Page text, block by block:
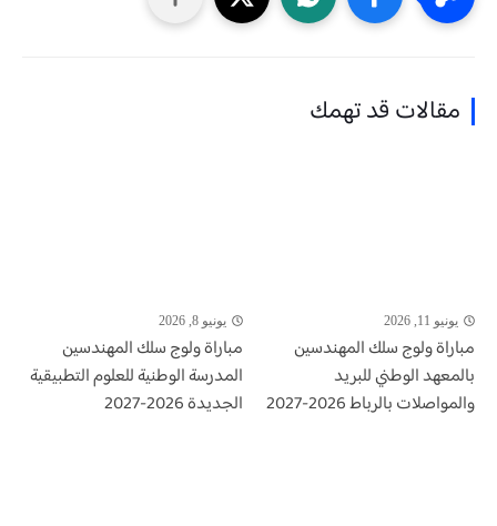
مقالات قد تهمك
يونيو 11, 2026
مباراة ولوج سلك المهندسين
بالمعهد الوطني للبريد
والمواصلات بالرباط 2026-2027
يونيو 8, 2026
مباراة ولوج سلك المهندسين
المدرسة الوطنية للعلوم التطبيقية
الجديدة 2026-2027